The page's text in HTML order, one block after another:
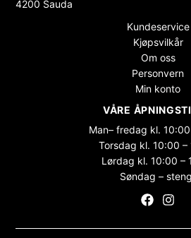
4200 Sauda
Kundeservice
Kjøpsvilkår
Om oss
Personvern
Min konto
VÅRE
Man– fredag kl.
Torsdag kl. 10:00 –
Lørdag kl. 10:00 –
Søndag –